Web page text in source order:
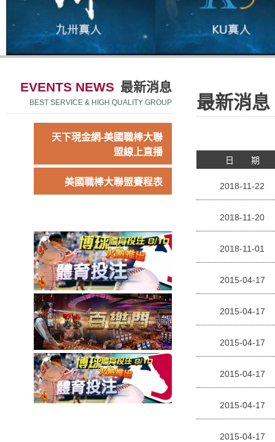
EVENTS NEWS 最新消息
BEST SERVICE & HIGH QUALITY GROUP
天下現金網-美國職棒大聯
盟線上直播
美國職棒大聯盟賽程表
最新消息
日 期
2018-11-22
2018-11-20
2018-11-01
2015-04-17
2015-04-17
2015-04-17
2015-04-17
2015-04-17
2015-04-17